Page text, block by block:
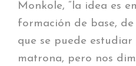
Monkole, “la idea es
formación de base,
que se puede
matrona, pero nos